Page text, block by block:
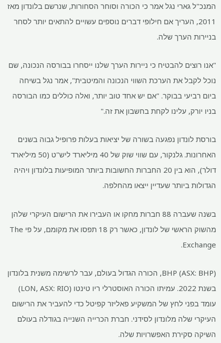
המנכ"ל גארי נגל אמר כי הכורה וסוחר הסחורות, שנרשם בלונדון מאז
2011, העריך אם חילופי דברים נוספים עשויים להתאים יותר לסחר
בניירות הערך שלה.
"אנו רוצים להבטיח כי ניירות הערך שלנו ייסחרו בבורסה הנכונה, שם
נוכל לקבל את הערכת השווי הנכונה והמיטבית", אמר נגל בשיחה
ביום רביעי בבוקר. "אם יש אחד טוב יותר, ואלה כוללים כמו הבורסה
בניו יורק, עלינו לקחת בחשבון את זה."
בורסת לונדון נפגעה בשורה של יציאות בעלות פרופיל גבוה בשנים
האחרונות. גלנקור, עם שווי שוק של 40 מיליארד ליש"ט (50 מיליארד
דולר), הוא בין 20 החברות החשובות ביותר המופיעות בלונדון ויהיה
הגדולות ביותר שעדיין ייצאו מהחלפה.
בשנה שעברה 88 חברות מחקו או העבירו את הרישום העיקרי שלהן
מהשוק הראשי של לונדון, כאשר רק 18 תפסו את מקומם, על פי The
Exchange.
BHP (ASX: BHP), הכורה הגדול בעולם, עבר לרשימה משנית בלונדון
בשנת 2022. עמיתו הכורה האוסטרלי ריו טינטו (LON, ASX: RIO)
עומד בפני לחץ של המשקיע פאליזר קפיטל כדי להעביר את הרישום
העיקרי שלה מלונדון לסידני. חברת הכרייה השנייה בגודלה בעולם
השיקה סקירת האפשרויות שלה.